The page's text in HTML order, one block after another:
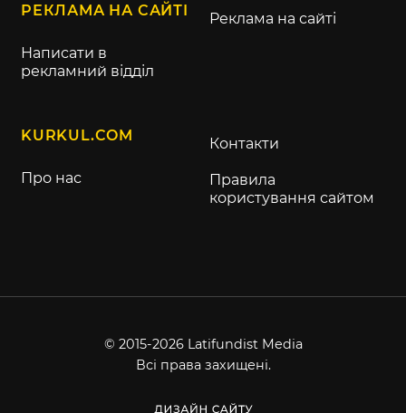
РЕКЛАМА НА САЙТІ
Написати в
рекламний відділ
Реклама на сайті
KURKUL.COM
Про нас
Контакти
Правила
користування сайтом
© 2015-2026 Latifundist Media
Всі права захищені.